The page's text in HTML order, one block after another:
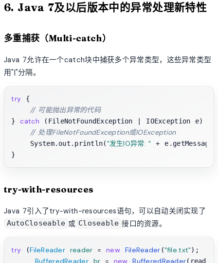
6. Java 7及以后版本中的异常处理新特性
多重捕获（Multi-catch）
Java 7允许在一个catch块中捕获多个异常类型，这些异常类型
用"|"分隔。
try {
// 可能抛出异常的代码
} catch (FileNotFoundException | IOException e) {
// 处理FileNotFoundException或IOException
    System.out.println(
"发生IO异常: "
+
try-with-resources
Java 7引入了try-with-resources语句，可以自动关闭实现了
AutoCloseable 或 Closeable 接口的资源。
try (FileReader reader = new FileReader ("file.txt");
BufferedReader br = new BufferedReader